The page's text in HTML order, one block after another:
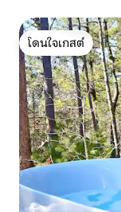
โดนใจเกสต์
โดนใจเกสต์